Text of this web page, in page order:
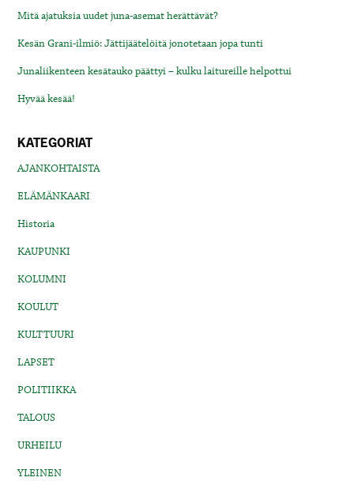
Mitä ajatuksia uudet juna-asemat herättävät?
Kesän Grani-ilmiö: Jättijäätelöitä jonotetaan jopa tunti
Junaliikenteen kesätauko päättyi – kulku laitureille helpottui
Hyvää kesää!
KATEGORIAT
AJANKOHTAISTA
ELÄMÄNKAARI
Historia
KAUPUNKI
KOLUMNI
KOULUT
KULTTUURI
LAPSET
POLITIIKKA
TALOUS
URHEILU
YLEINEN